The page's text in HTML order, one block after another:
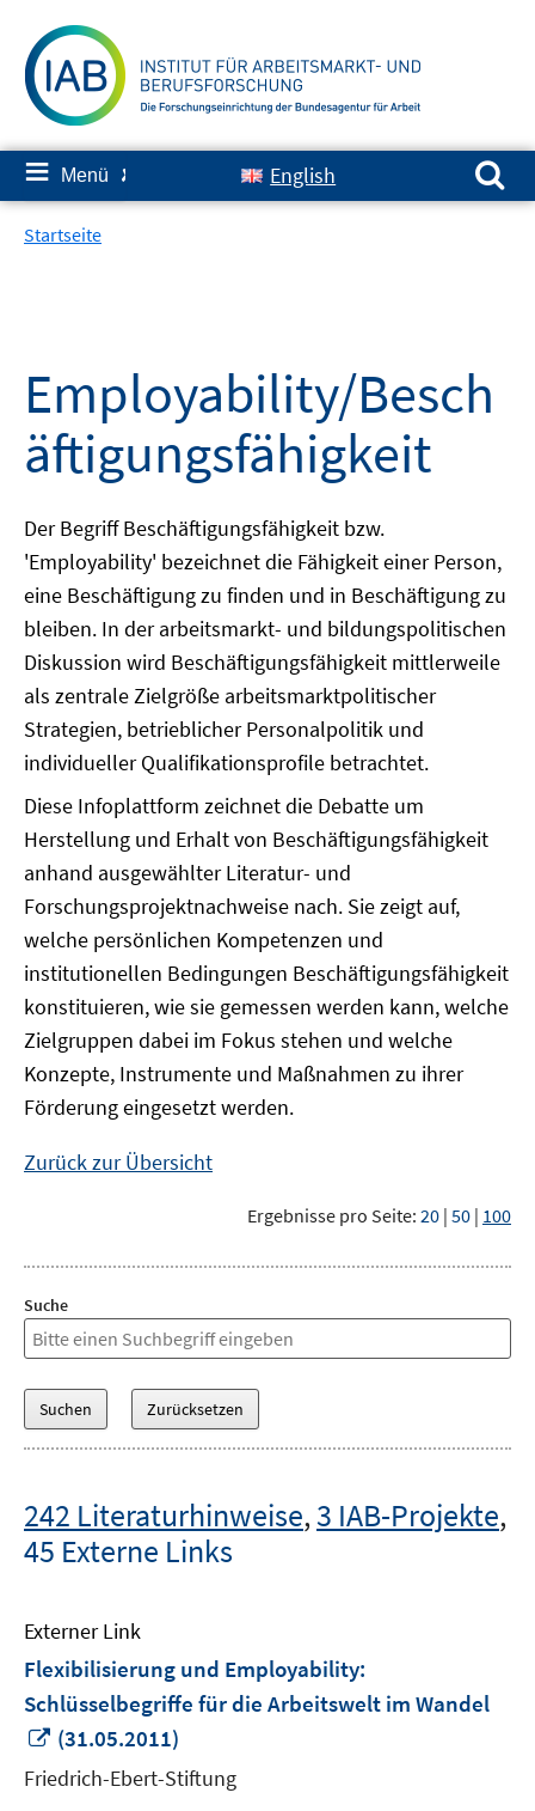
zum
Inhalt
≡ Menü ✘ English
Suchen nach:
Startseite
Employability/Besch
äftigungsfähigkeit
Der Begriff Beschäftigungsfähigkeit bzw.
'Employability' bezeichnet die Fähigkeit einer Person,
eine Beschäftigung zu finden und in Beschäftigung zu
bleiben. In der arbeitsmarkt- und bildungspolitischen
Diskussion wird Beschäftigungsfähigkeit mittlerweile
als zentrale Zielgröße arbeitsmarktpolitischer
Strategien, betrieblicher Personalpolitik und
individueller Qualifikationsprofile betrachtet.
Diese Infoplattform zeichnet die Debatte um
Herstellung und Erhalt von Beschäftigungsfähigkeit
anhand ausgewählter Literatur- und
Forschungsprojektnachweise nach. Sie zeigt auf,
welche persönlichen Kompetenzen und
institutionellen Bedingungen Beschäftigungsfähigkeit
konstituieren, wie sie gemessen werden kann, welche
Zielgruppen dabei im Fokus stehen und welche
Konzepte, Instrumente und Maßnahmen zu ihrer
Förderung eingesetzt werden.
Zurück zur Übersicht
Ergebnisse pro Seite: 20 | 50 | 100
Suche
242 Literaturhinweise,3 IAB-Projekte,
45 Externe Links
Externer Link
Flexibilisierung und Employability:
Schlüsselbegriffe für die Arbeitswelt im Wandel
In
neuem
Fenster
(31.05.2011)
Friedrich-Ebert-Stiftung